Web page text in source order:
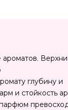
глубину и
и стойкость
парфюм